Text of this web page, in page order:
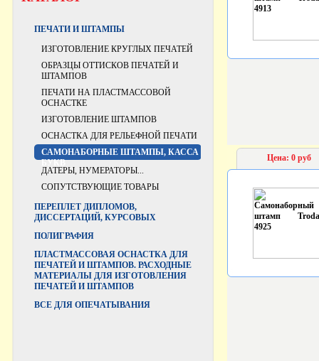
ПЕЧАТИ И ШТАМПЫ
ИЗГОТОВЛЕНИЕ КРУГЛЫХ ПЕЧАТЕЙ
ОБРАЗЦЫ ОТТИСКОВ ПЕЧАТЕЙ И
ШТАМПОВ
ПЕЧАТИ НА ПЛАСТМАССОВОЙ
ОСНАСТКЕ
ИЗГОТОВЛЕНИЕ ШТАМПОВ
ОСНАСТКА ДЛЯ РЕЛЬЕФНОЙ ПЕЧАТИ
САМОНАБОРНЫЕ ШТАМПЫ, КАССА
БУКВ
ДАТЕРЫ, НУМЕРАТОРЫ...
СОПУТСТВУЮЩИЕ ТОВАРЫ
ПЕРЕПЛЕТ ДИПЛОМОВ,
ДИССЕРТАЦИЙ, КУРСОВЫХ
ПОЛИГРАФИЯ
ПЛАСТМАССОВАЯ ОСНАСТКА ДЛЯ
ПЕЧАТЕЙ И ШТАМПОВ. РАСХОДНЫЕ
МАТЕРИАЛЫ ДЛЯ ИЗГОТОВЛЕНИЯ
ПЕЧАТЕЙ И ШТАМПОВ
ВCЕ ДЛЯ ОПЕЧАТЫВАНИЯ
Цена: 0 руб